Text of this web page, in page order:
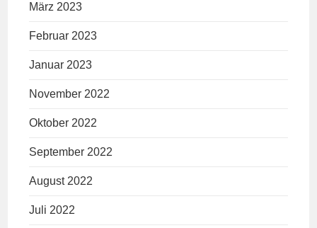
März 2023
Februar 2023
Januar 2023
November 2022
Oktober 2022
September 2022
August 2022
Juli 2022